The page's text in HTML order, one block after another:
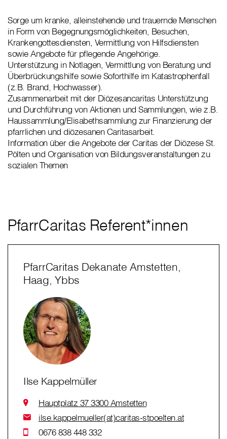
Sorge um kranke, alleinstehende und trauernde Menschen
in Form von Begegnungsmöglichkeiten, Besuchen,
Krankengottesdiensten, Vermittlung von Hilfsdiensten
sowie Angebote für pflegende Angehörige.
Unterstützung in Notlagen, Vermittlung von Beratung und
Überbrückungshilfe sowie Soforthilfe im Katastrophenfall
(z.B. Brand, Hochwasser).
Zusammenarbeit mit der Diözesancaritas Unterstützung
und Durchführung von Aktionen und Sammlungen, wie z.B.
Haussammlung/Elisabethsammlung zur Finanzierung der
pfarrlichen und diözesanen Caritasarbeit.
Information über die Angebote der Caritas der Diözese St.
Pölten und Organisation von Bildungsveranstaltungen zu
sozialen Themen
PfarrCaritas Referent*innen
PfarrCaritas Dekanate Amstetten,
Haag, Ybbs
Ilse Kappelmüller
Hauptplatz 37 3300 Amstetten
ilse.kappelmueller(at)caritas-stpoelten.at
0676 838 448 332